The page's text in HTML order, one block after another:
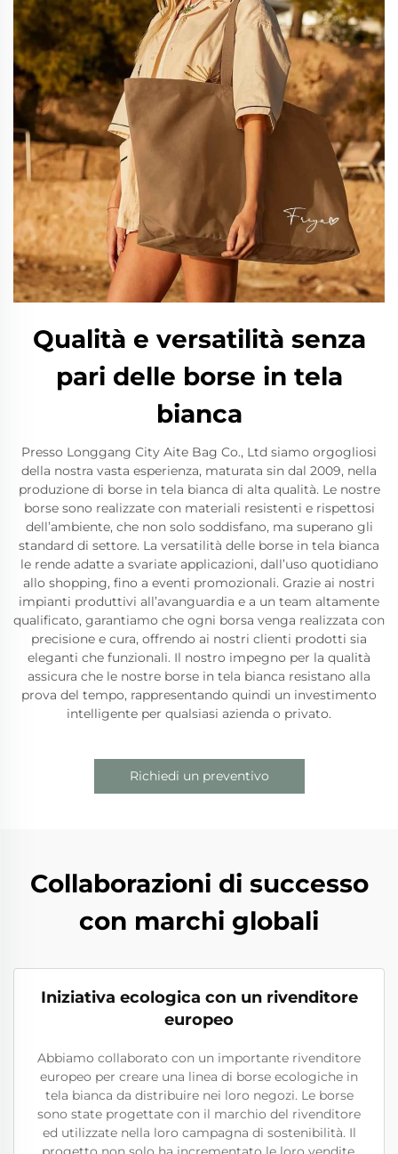
Qualità e versatilità senza
pari delle borse in tela
bianca
Presso Longgang City Aite Bag Co., Ltd siamo orgogliosi
della nostra vasta esperienza, maturata sin dal 2009, nella
produzione di borse in tela bianca di alta qualità. Le nostre
borse sono realizzate con materiali resistenti e rispettosi
dell’ambiente, che non solo soddisfano, ma superano gli
standard di settore. La versatilità delle borse in tela bianca
le rende adatte a svariate applicazioni, dall’uso quotidiano
allo shopping, fino a eventi promozionali. Grazie ai nostri
impianti produttivi all’avanguardia e a un team altamente
qualificato, garantiamo che ogni borsa venga realizzata con
precisione e cura, offrendo ai nostri clienti prodotti sia
eleganti che funzionali. Il nostro impegno per la qualità
assicura che le nostre borse in tela bianca resistano alla
prova del tempo, rappresentando quindi un investimento
intelligente per qualsiasi azienda o privato.
Richiedi un preventivo
Collaborazioni di successo
con marchi globali
Iniziativa ecologica con un rivenditore
europeo
Abbiamo collaborato con un importante rivenditore
europeo per creare una linea di borse ecologiche in
tela bianca da distribuire nei loro negozi. Le borse
sono state progettate con il marchio del rivenditore
ed utilizzate nella loro campagna di sostenibilità. Il